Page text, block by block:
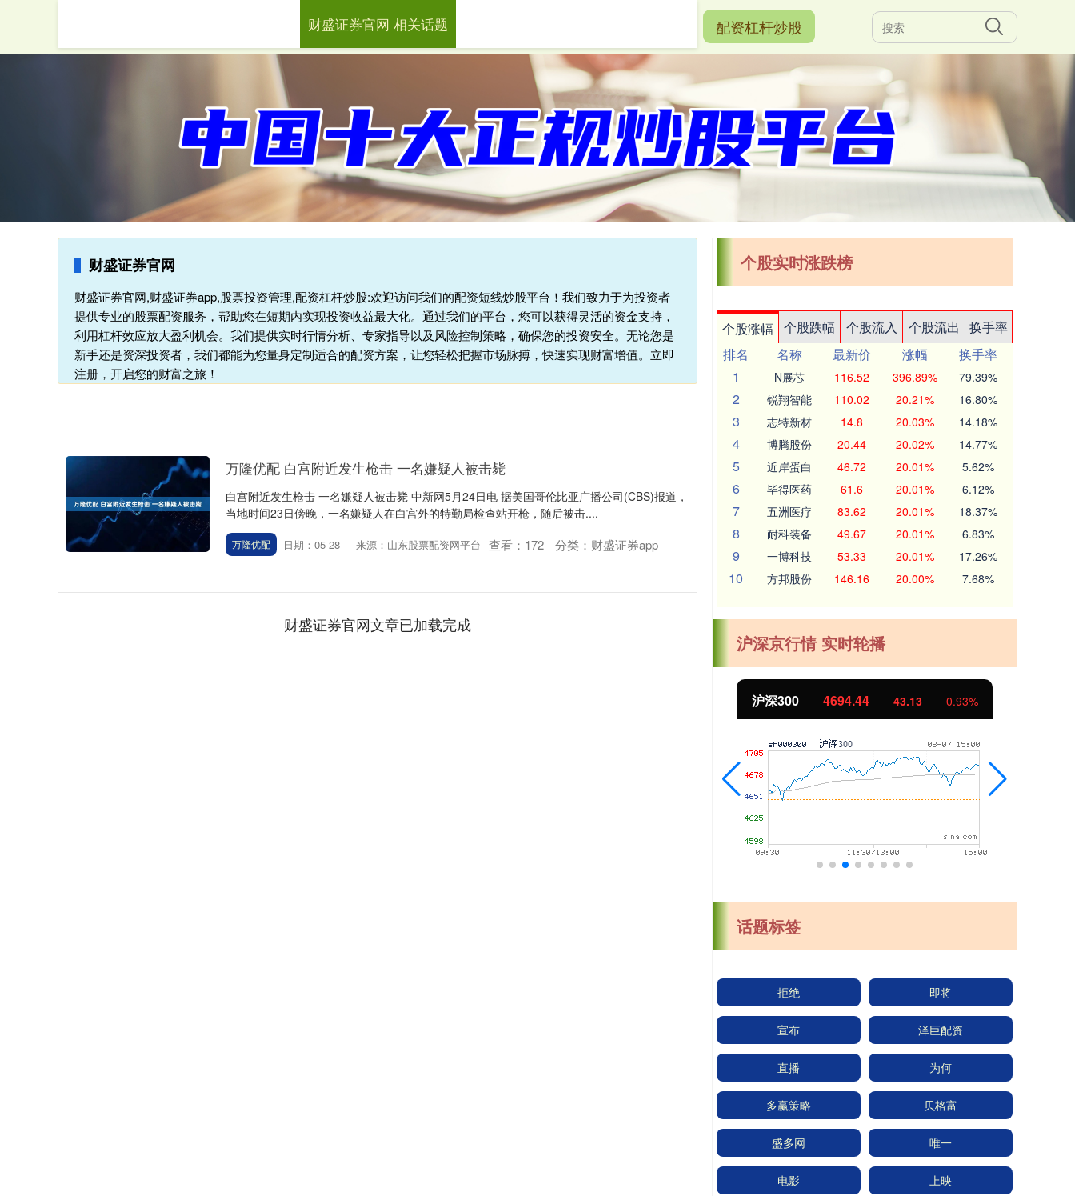
财盛证券官网 配资杠杆炒股
财盛证券官网
财盛证券官网,财盛证券app,股票投资管理,配资杠杆炒股:欢迎访问我们的配资短线炒股平台！我们致力于为投资者
提供专业的股票配资服务，帮助您在短期内实现投资收益最大化。通过我们的平台，您可以获得灵活的资金支持，
利用杠杆效应放大盈利机会。我们提供实时行情分析、专家指导以及风险控制策略，确保您的投资安全。无论您是
新手还是资深投资者，我们都能为您量身定制适合的配资方案，让您轻松把握市场脉搏，快速实现财富增值。立即
注册，开启您的财富之旅！
财盛证券官网 相关话题
万隆优配 白宫附近发生枪击 一名嫌疑人被击毙
白宫附近发生枪击 一名嫌疑人被击毙 中新网5月24日电 据美国哥伦比亚广播公司(CBS)报道，
当地时间23日傍晚，一名嫌疑人在白宫外的特勤局检查站开枪，随后被击....
万隆优配 日期：05-28 来源：山东股票配资网平台 查看： 172 分类： 财盛证券app
财盛证券官网文章已加载完成
个股实时涨跌榜
个股涨幅 个股跌幅 个股流入 个股流出
换手率
排名
名称 最新价 涨幅
换手率
1
N展芯 116.52 396.89% 79.39%
2 锐翔智能 110.02 20.21% 16.80%
3 志特新材 14.8 20.03% 14.18%
4 博腾股份 20.44 20.02% 14.77%
5 近岸蛋白 46.72 20.01% 5.62%
6 毕得医药 61.6 20.01% 6.12%
7 五洲医疗 83.62 20.01% 18.37%
8 耐科装备 49.67 20.01% 6.83%
9 一博科技 53.33 20.01% 17.26%
10 方邦股份 146.16 20.00% 7.68%
沪深京行情 实时轮播
北证50 1134.24 11.37 1.01%
话题标签
拒绝 即将
宣布 泽巨配资
直播 为何
多赢策略 贝格富
盛多网 唯一
电影 上映